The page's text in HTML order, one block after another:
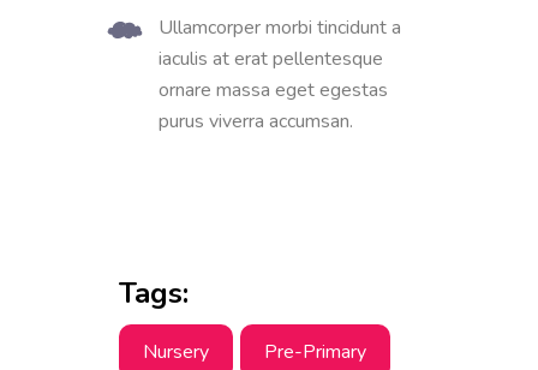
Ullamcorper morbi tincidunt a
iaculis at erat pellentesque
ornare massa eget egestas
purus viverra accumsan.
Tags:
Nursery Pre-Primary